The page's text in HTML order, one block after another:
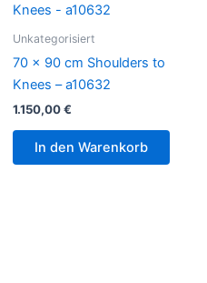
Unkategorisiert
70 x 90 cm Shoulders to
Knees – a10632
1.150,00€
In den Warenkorb